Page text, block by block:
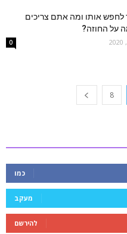
לחפש אותו ומה אתם צריכים
על החוזה?
0
8
כמו
מעקב
להירשם